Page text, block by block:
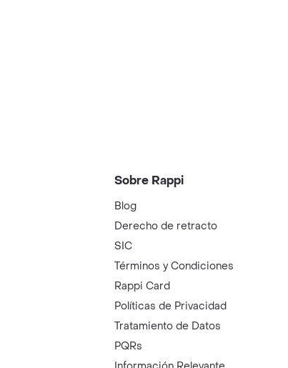
Sobre Rappi
Blog
Derecho de retracto
SIC
Términos y Condiciones
Rappi Card
Políticas de Privacidad
Tratamiento de Datos
PQRs